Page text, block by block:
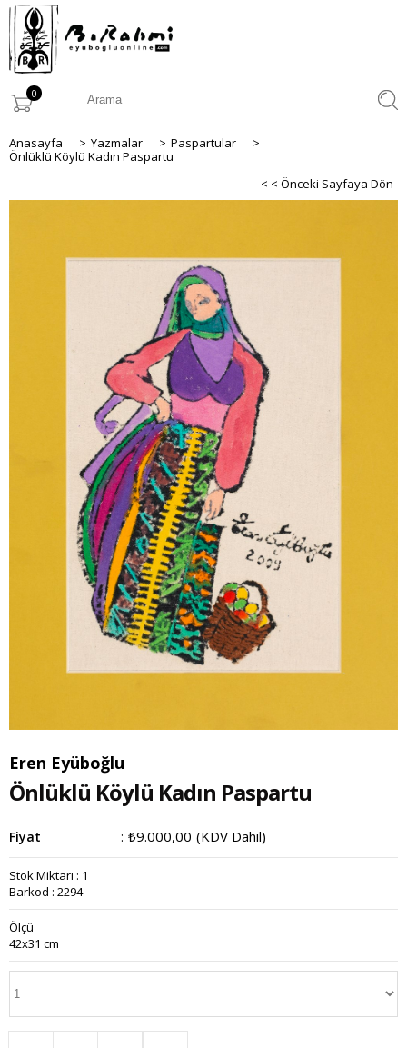
0
Anasayfa > Yazmalar > Paspartular
>
Önlüklü Köylü Kadın Paspartu
< < Önceki Sayfaya Dön
Eren Eyüboğlu
Önlüklü Köylü Kadın Paspartu
Fiyat : ₺9.000,00 (KDV Dahil)
Stok Miktarı : 1
Barkod : 2294
Ölçü
42x31 cm